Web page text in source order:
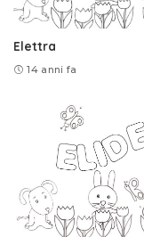
Elettra
14 anni fa